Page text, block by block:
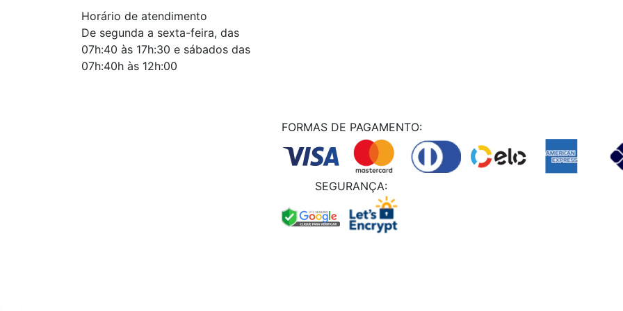
Horário de atendimento
De segunda a sexta-feira, das
07h:40 às 17h:30 e sábados das
07h:40h às 12h:00
FORMAS DE PAGAMENTO:
SEGURANÇA: